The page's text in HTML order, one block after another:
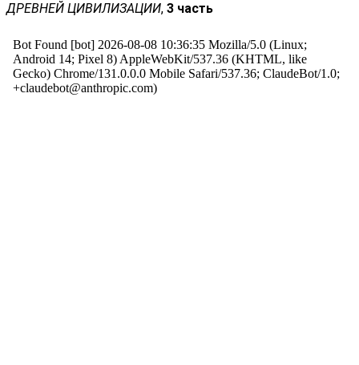
ДРЕВНЕЙ ЦИВИЛИЗАЦИИ, 3 часть